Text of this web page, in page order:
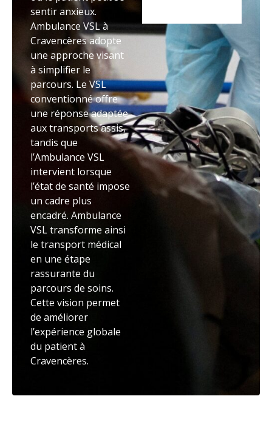
sentir anxieux.
Ambulance VSL à
Cravencères adopte
une approche visant
à simplifier le
parcours. Le VSL
conventionné offre
une réponse adaptée
aux transports assis,
tandis que
l’Ambulance VSL
intervient lorsque
l’état de santé impose
un cadre plus
encadré. Ambulance
VSL transforme ainsi
le transport médical
en une étape
rassurante du
parcours de soins.
Cette vision permet
de améliorer
l’expérience globale
du patient à
Cravencères.